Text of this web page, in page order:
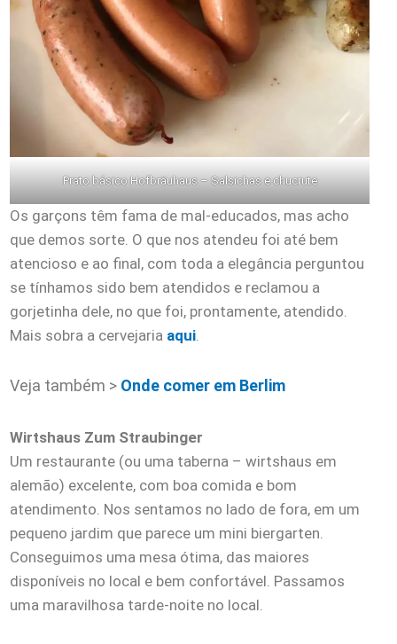
Prato básico Hofbräuhaus – Salsichas e chucrute
Os garçons têm fama de mal-educados, mas acho
que demos sorte. O que nos atendeu foi até bem
atencioso e ao final, com toda a elegância perguntou
se tínhamos sido bem atendidos e reclamou a
gorjetinha dele, no que foi, prontamente, atendido.
Mais sobra a cervejaria aqui
Veja também > Onde comer em Berlim
Wirtshaus Zum Straubinger
Um restaurante (ou uma taberna – wirtshaus em
alemão) excelente, com boa comida e bom
atendimento. Nos sentamos no lado de fora, em um
pequeno jardim que parece um mini biergarten.
Conseguimos uma mesa ótima, das maiores
disponíveis no local e bem confortável. Passamos
uma maravilhosa tarde-noite no local.